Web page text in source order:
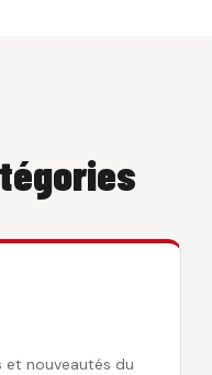
et nouveautés du